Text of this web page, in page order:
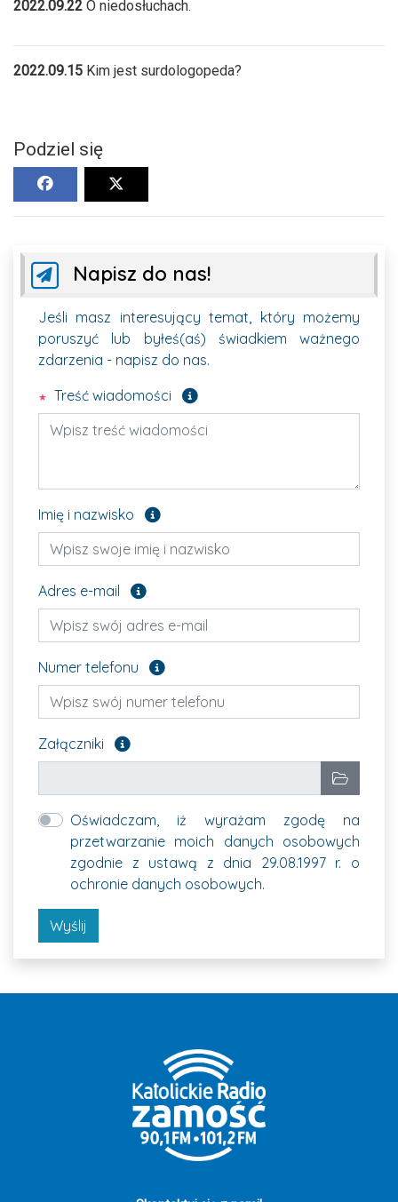
2022.09.22 O niedosłuchach.
2022.09.15 Kim jest surdologopeda?
Podziel się
Napisz do nas!
Jeśli masz interesujący temat, który możemy
poruszyć lub byłeś(aś) świadkiem ważnego
zdarzenia - napisz do nas.
Treść wiadomości
Pole wymagane
Imię i nazwisko Pole opcjonalne
Adres e-mail Pole opcjonalne
Numer telefonu Pole opcjonalne
Załączniki Załącz pliki, które chcesz wysłać. Pole
Wybierz
Oświadczam, iż wyrażam zgodę na
przetwarzanie moich danych osobowych
zgodnie z ustawą z dnia 29.08.1997 r. o
ochronie danych osobowych.
Wyślij